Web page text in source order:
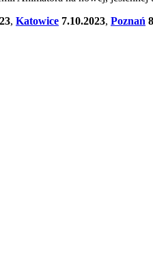
, Katowice 7.10.2023, Poznań